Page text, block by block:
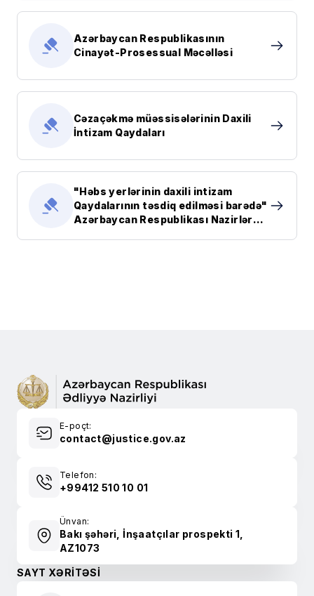
Azərbaycan Respublikasının
Cinayət-Prosessual Məcəlləsi
Cəzaçəkmə müəssisələrinin Daxili
İntizam Qaydaları
"Həbs yerlərinin daxili intizam
Qaydalarının təsdiq edilməsi barədə"
Azərbaycan Respublikası Nazirlər
E-poçt:
contact@justice.gov.az
Telefon:
+99412 510 10 01
Ünvan:
Bakı şəhəri, İnşaatçılar prospekti 1,
AZ1073
SAYT XƏRİTƏSİ